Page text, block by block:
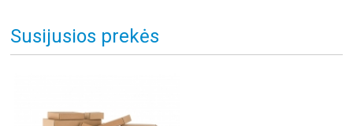
Susijusios prekės